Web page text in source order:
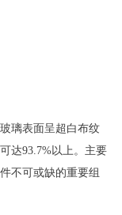
璃表面呈超白布纹
达93.7%以上。主要
不可或缺的重要组